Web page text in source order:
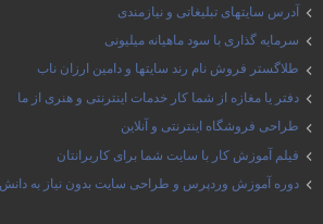
آدرس سایتهای تبلیغاتی و نیازمندی
سرمایه گذاری با سود ماهیانه میلیونی
طلاگستر فروش نام رند سایتها و دامین ارزان ناب
دفتر یا مغازه از شما کار خدمات اینترنتی و هنری از ما
طراحی فروشگاه اینترنتی و آنلاین
فیلم آموزش کار با سایت شما برای کاربرانتان
دوره آموزش وردپرس و طراحی سایت بدون نیاز به